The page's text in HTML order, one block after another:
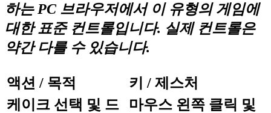
하는 PC 브라우저에서 이 유형의 게임에
대한 표준 컨트롤입니다. 실제 컨트롤은
약간 다를 수 있습니다.
액션 / 목적
키 / 제스처
케이크 선택 및 드
마우스 왼쪽 클릭 및